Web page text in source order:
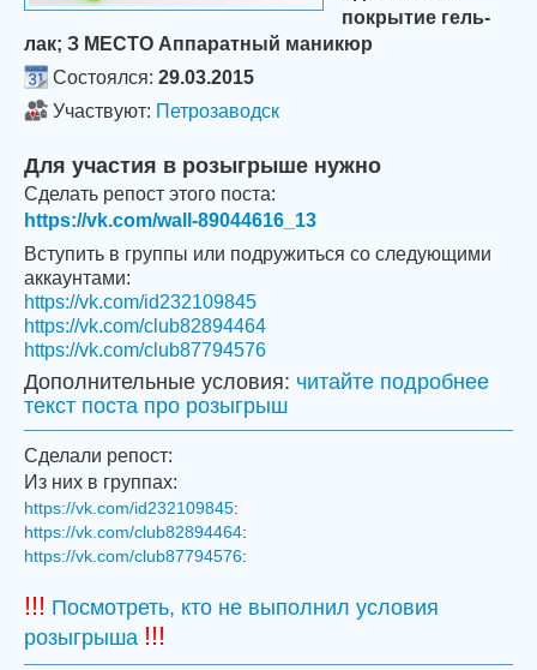
покрытие гель-
лак; З МЕСТО Аппаратный маникюр
Состоялся: 29.03.2015
Участвуют: Петрозаводск
Для участия в розыгрыше нужно
Сделать репост этого поста:
https://vk.com/wall-89044616_13
Вступить в группы или подружиться со следующими
аккаунтами:
https://vk.com/id232109845
https://vk.com/club82894464
https://vk.com/club87794576
Дополнительные условия: читайте подробнее
текст поста про розыгрыш
Сделали репост:
Из них в группах:
https://vk.com/id232109845:
https://vk.com/club82894464:
https://vk.com/club87794576:
!!! Посмотреть, кто не выполнил условия
розыгрыша !!!